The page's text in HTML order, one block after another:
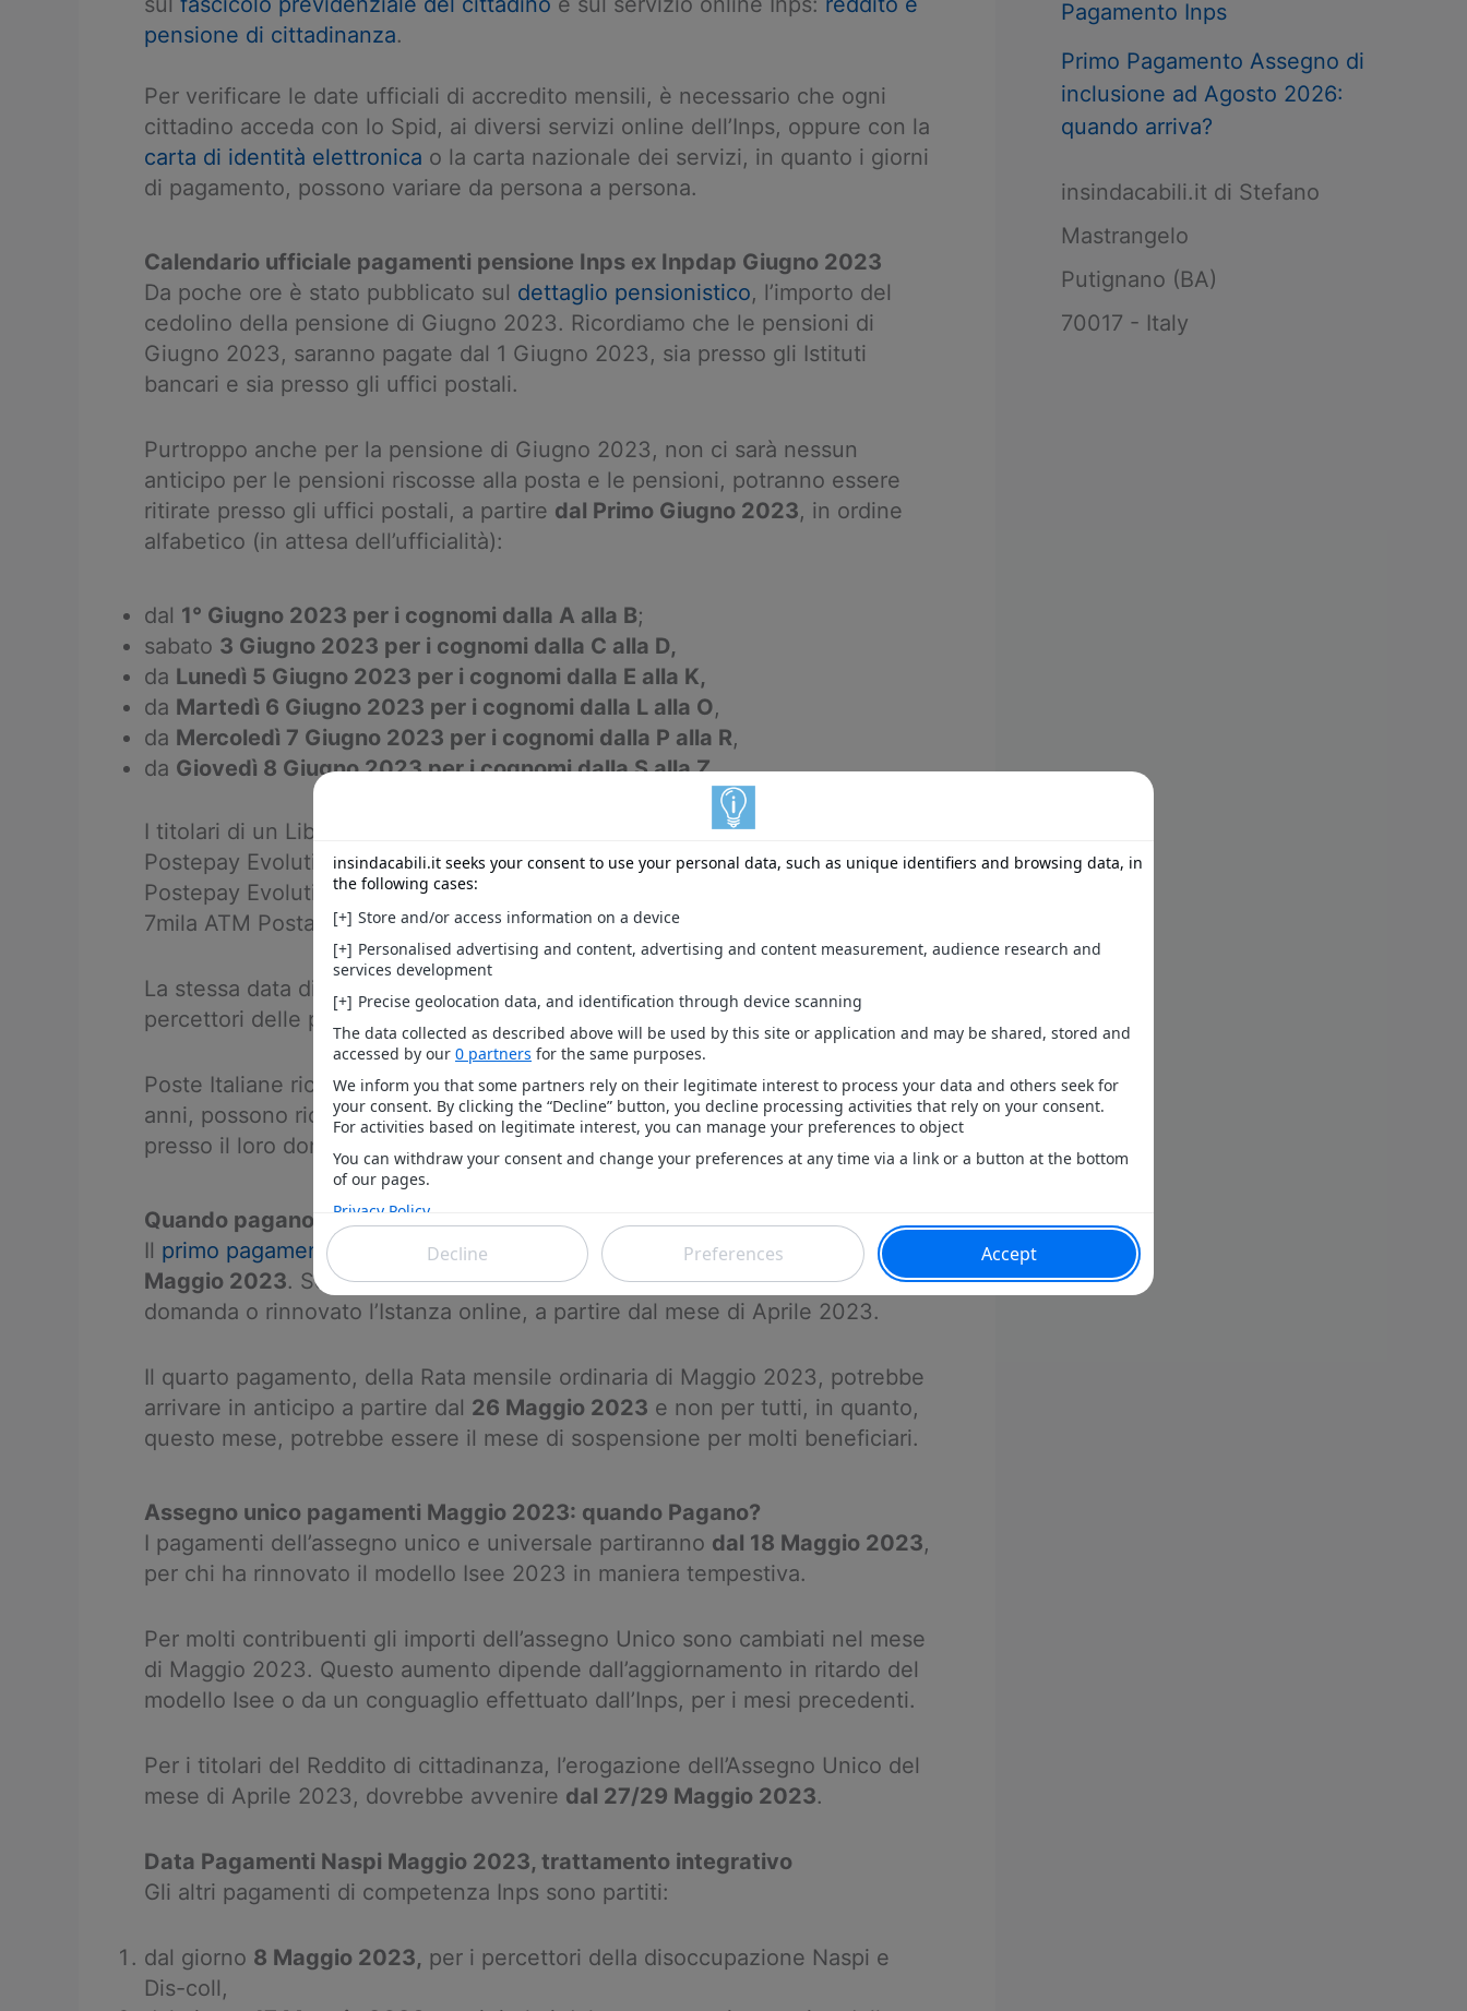
pensione di cittadinanza.
Per verificare le date ufficiali di accredito mensili, è necessario che ogni
cittadino acceda con lo Spid, ai diversi servizi online dell’Inps, oppure con la
carta di identità elettronica o la carta nazionale dei servizi, in quanto i giorni
di pagamento, possono variare da persona a persona.
Calendario ufficiale pagamenti pensione Inps ex Inpdap Giugno 2023
Da poche ore è stato pubblicato sul dettaglio pensionistico, l’importo del
cedolino della pensione di Giugno 2023. Ricordiamo che le pensioni di
Giugno 2023, saranno pagate dal 1 Giugno 2023, sia presso gli Istituti
bancari e sia presso gli uffici postali.
Purtroppo anche per la pensione di Giugno 2023, non ci sarà nessun
anticipo per le pensioni riscosse alla posta e le pensioni, potranno essere
ritirate presso gli uffici postali, a partire dal Primo Giugno 2023, in ordine
alfabetico (in attesa dell’ufficialità):
dal 1° Giugno 2023 per i cognomi dalla A alla B;
sabato 3 Giugno 2023 per i cognomi dalla C alla D,
da Lunedì 5 Giugno 2023 per i cognomi dalla E alla K,
da Martedì 6 Giugno 2023 per i cognomi dalla L alla O,
da Mercoledì 7 Giugno 2023 per i cognomi dalla P alla R,
da Giovedì 8 Giugno 2023 per i cognomi dalla S alla Z.
I titolari di un Libretto di Risparmio, di un Conto BancoPosta o di una
Postepay Evolution ed i titolari di carta Postamat, Carta Libretto o di
Postepay Evolution potranno di conseguenza prelevare l’importo dagli oltre
7mila ATM Postamat a partire dalla mattina del 1° Giugno 2023
La stessa data di pagamento(dal 1° Giugno 2023
, vale anche per i
percettori delle pensioni presso gli Istituti Bancari.
Poste Italiane ricorda anche, che i cittadini con età pari o superiore a 75
anni, possono richiedere di ricevere gratuitamente le somme in denaro
presso il loro domicilio,
delegando al ritiro all’arma dei Carabinieri
Quando pagano il
Reddito e Pensione di cittadinanza ad Maggio 2023?
Il primo pagamento del Reddito di cittadinanza è avvenuto a partire dal15
Maggio 2023. Soprattutto per coloro che hanno presentato la prima
domanda o rinnovato l’Istanza online, a partire dal mese di Aprile 2023.
Il quarto pagamento, della Rata mensile ordinaria di Maggio 2023, potrebbe
arrivare in anticipo a partire dal 26 Maggio 2023 e non per tutti, in quanto,
questo mese, potrebbe essere il mese di sospensione per molti beneficiari.
Assegno unico pagamenti Maggio 2023: quando Pagano?
I pagamenti dell’assegno unico e universale partiranno dal 18 Maggio 2023,
per chi ha rinnovato il modello Isee 2023 in maniera tempestiva.
Per molti contribuenti gli importi dell’assegno Unico sono cambiati nel mese
di Maggio 2023. Questo aumento dipende dall’aggiornamento in ritardo del
modello Isee o da un conguaglio effettuato dall’Inps, per i mesi precedenti.
Per i titolari del Reddito di cittadinanza, l’erogazione dell’Assegno Unico del
mese di Aprile 2023, dovrebbe avvenire dal 27/29 Maggio 2023.
Data Pagamenti Naspi Maggio 2023, trattamento integrativo
Gli altri pagamenti di competenza Inps sono partiti:
dal giorno 8 Maggio 2023, per i percettori della disoccupazione Naspi e
Dis-coll,
Pagamento Inps
Primo Pagamento Assegno di
inclusione ad Agosto 2026:
quando arriva?
insindacabili.it di Stefano
Mastrangelo
Putignano (BA)
70017 - Italy